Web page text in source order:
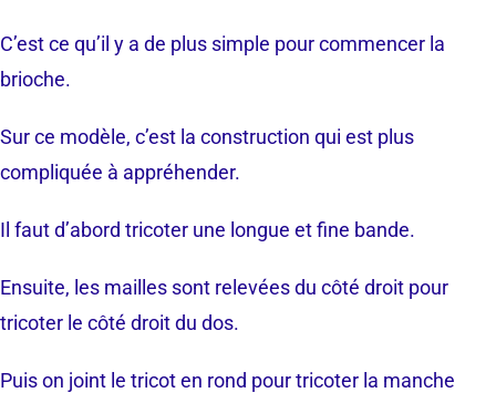
C’est ce qu’il y a de plus simple pour commencer la
brioche.
Sur ce modèle, c’est la construction qui est plus
compliquée à appréhender.
Il faut d’abord tricoter une longue et fine bande.
Ensuite, les mailles sont relevées du côté droit pour
tricoter le côté droit du dos.
Puis on joint le tricot en rond pour tricoter la manche